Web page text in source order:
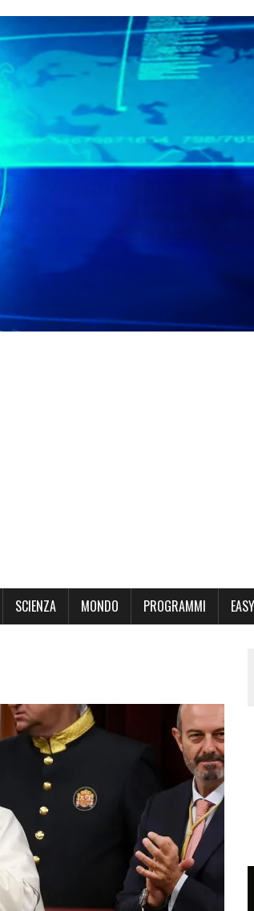
SCIENZA MONDO PROGRAMMI